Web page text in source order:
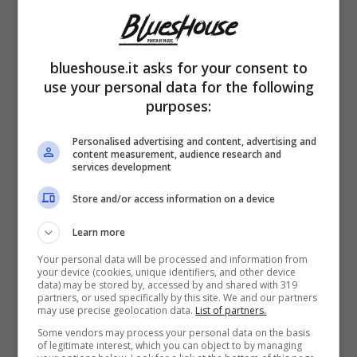
ai microfoni di “Mamma Dilettante”
Federica Nargi e Alessandro Matri hanno
scelto di svelare i dettagli della loro vita da
genitori. Ed anche di ripercorrere i
primi anni
della loro frequentazione. Quelli, per
intenderci, in cui la modella era super gelosa
del fidanzato (all’epoca calciatore della
blueshouse.it asks for your consent to
use your personal data for the following
purposes:
Personalised advertising and content, advertising and
content measurement, audience research and
services development
Store and/or access information on a device
Learn more
Your personal data will be processed and information from
your device (cookies, unique identifiers, and other device
data) may be stored by, accessed by and shared with 319
partners, or used specifically by this site. We and our partners
may use precise geolocation data. List of partners.
Some vendors may process your personal data on the basis
of legitimate interest, which you can object to by managing